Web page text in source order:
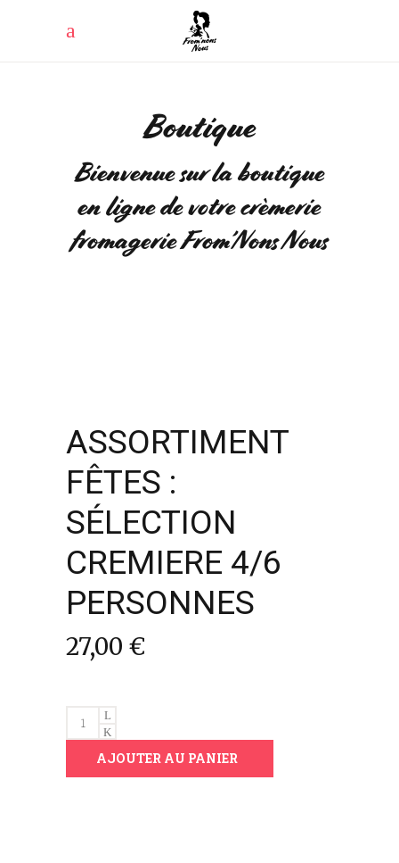
Boutique
Bienvenue sur la boutique
en ligne de votre crèmerie
fromagerie From’Nons Nous
ASSORTIMENT
FÊTES :
SÉLECTION
CREMIERE 4/6
PERSONNES
27,00 €
ASSORTIMENT
FÊTES
AJOUTER AU PANIER